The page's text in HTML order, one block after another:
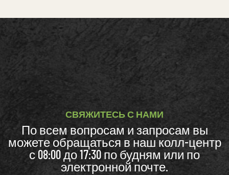
СВЯЖИТЕСЬ С НАМИ
По всем вопросам и запросам вы
можете обращаться в наш колл-центр
с 08:00 до 17:30 по будням или по
электронной почте.